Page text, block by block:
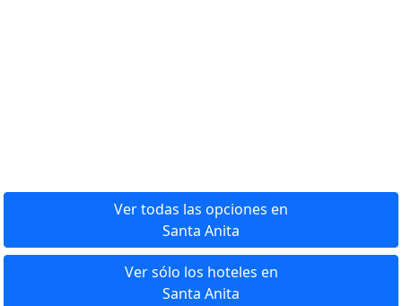
Ver todas las opciones en
Santa Anita
Ver sólo los hoteles en
Santa Anita